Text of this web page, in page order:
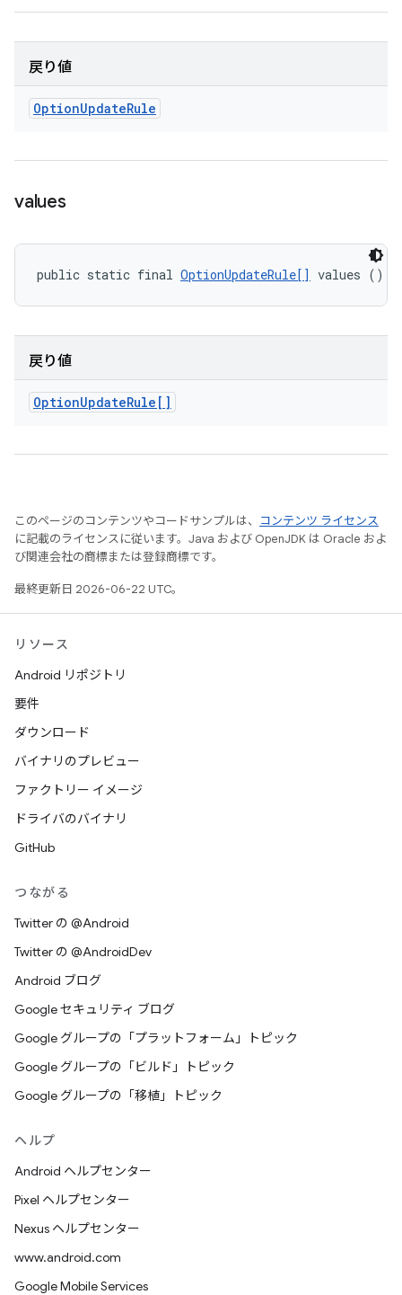
戻り値
OptionUpdateRule
values
public static final OptionUpdateRule[] values ()
戻り値
OptionUpdateRule[]
このページのコンテンツやコードサンプルは、
コンテンツ ライセンス
に記載のライセンスに従います。Java および OpenJDK は Oracle およ
び関連会社の商標または登録商標です。
最終更新日 2026-06-22 UTC。
リソース
Android リポジトリ
要件
ダウンロード
バイナリのプレビュー
ファクトリー イメージ
ドライバのバイナリ
GitHub
つながる
Twitter の @Android
Twitter の @AndroidDev
Android ブログ
Google セキュリティ ブログ
Google グループの「プラットフォーム」トピック
Google グループの「ビルド」トピック
Google グループの「移植」トピック
ヘルプ
Android ヘルプセンター
Pixel ヘルプセンター
Nexus ヘルプセンター
www.android.com
Google Mobile Services